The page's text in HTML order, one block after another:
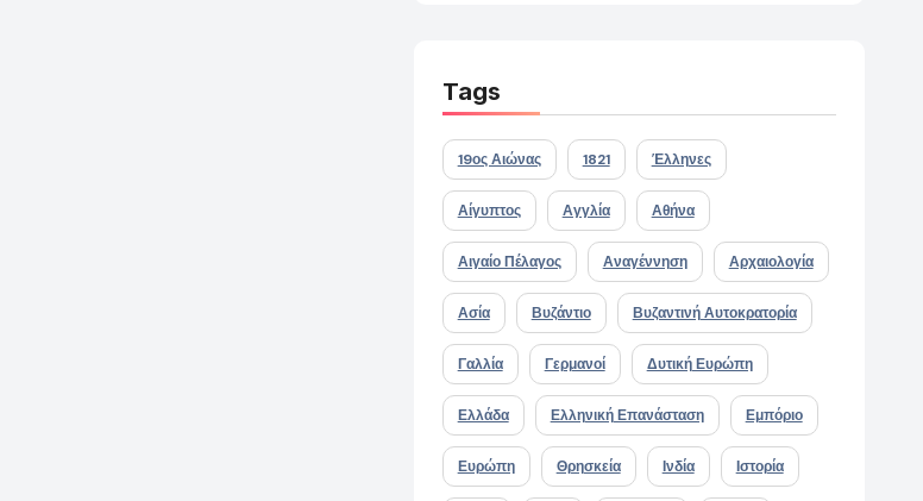
Tags
19ος Αιώνας 1821 Έλληνες
Αίγυπτος Αγγλία Αθήνα
Αιγαίο Πέλαγος Αναγέννηση Αρχαιολογία
Ασία Βυζάντιο Βυζαντινή Αυτοκρατορία
Γαλλία Γερμανοί Δυτική Ευρώπη
Ελλάδα Ελληνική Επανάσταση Εμπόριο
Ευρώπη Θρησκεία Ινδία Ιστορία